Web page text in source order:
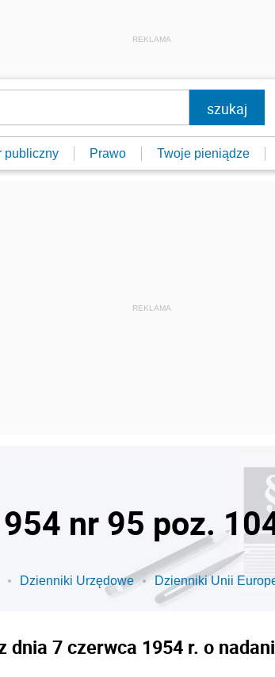
REKLAMA
publiczny Prawo Twoje pieniądze
nr 95 poz.
Dzienniki Urzędowe Dzienniki Unii
dnia 7 czerwca 1954 r. o